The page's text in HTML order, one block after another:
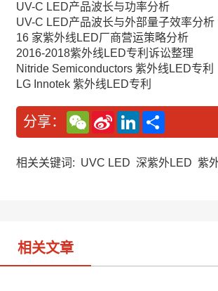
UV-C LED产品波长与功率分析
UV-C LED产品波长与外部量子效率分析
16 家紫外线LED厂商营运策略分析
2016-2018紫外线LED专利诉讼整理
Nitride Semiconductors 紫外线LED专利
LG Innotek 紫外线LED专利
分享：
W
e
C
a
S
n
W
L
n
e
相关关键词: UVC LED 深紫外LED 紫
相关文章